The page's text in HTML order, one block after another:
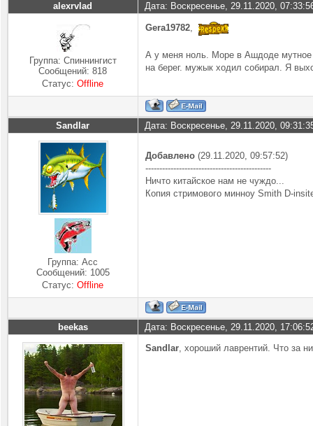
alexrvlad Дата: Воскресенье, 29.11.2020,
Группа: Спиннингист
Сообщений:818
Статус:Offline
Gera19782,
А у меня ноль. Море в Ашдоде мутное
на берег. мужык ходил собирал. Я
Sandlar Дата: Воскресенье, 29.11.2020,
Группа: Асс
Сообщений: 1005
Статус:Offline
Добавлено (29.11.2020, 09:57:52)
---------------------------------------------
Ничто китайское нам не чуждо...
Копия стримового минноу Smith D-
beekas Дата: Воскресенье, 29.11.2020,
Sandlar, хороший лаврентий. Что за